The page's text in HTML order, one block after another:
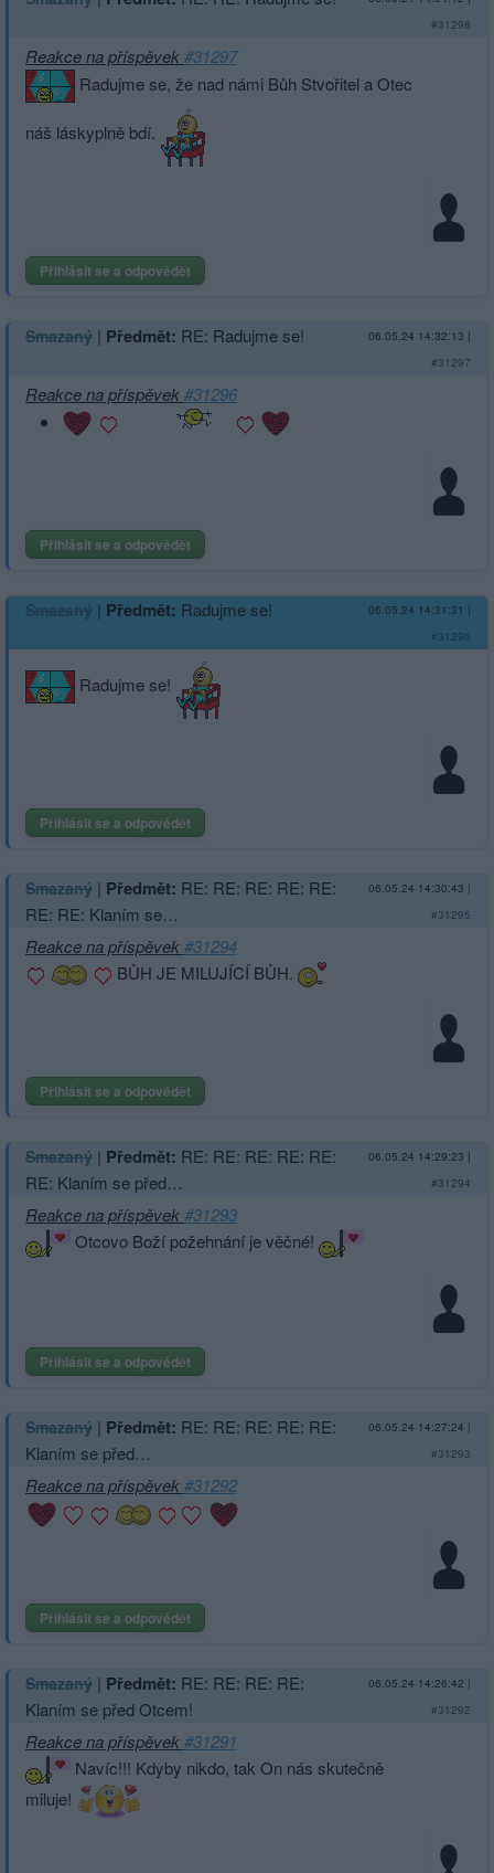
#31298
Reakce na příspěvek#31297
Radujme se, že nad námi Bůh Stvořitel a Otec
náš láskyplně bdí.
Přihlásit se a odpovědět
Smazaný | Předmět: RE: Radujme se! 06.05.24 14:32:13 |
#31297
Reakce na příspěvek#31296
Přihlásit se a odpovědět
Smazaný | Předmět: Radujme se! 06.05.24 14:31:31 |
#31296
Radujme se!
Přihlásit se a odpovědět
Smazaný | Předmět: RE: RE: RE: RE: RE:
RE: RE: Klaním se…
06.05.24 14:30:43 |
#31295
Reakce na příspěvek#31294
BŮH JE MILUJÍCÍ BŮH.
Přihlásit se a odpovědět
Smazaný | Předmět: RE: RE: RE: RE: RE:
RE: Klaním se před…
06.05.24 14:29:23 |
#31294
Reakce na příspěvek#31293
Otcovo Boží požehnání je věčné!
Přihlásit se a odpovědět
Smazaný | Předmět: RE: RE: RE: RE: RE:
Klaním se před…
06.05.24 14:27:24 |
#31293
Reakce na příspěvek#31292
Přihlásit se a odpovědět
Smazaný | Předmět: RE: RE: RE: RE:
Klaním se před Otcem!
06.05.24 14:26:42 |
#31292
Reakce na příspěvek#31291
Navíc!!! Kdyby nikdo, tak On nás skutečně
miluje!